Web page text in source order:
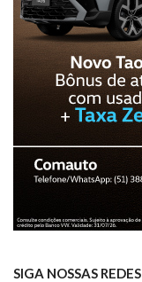
SIGA NOSSAS REDES